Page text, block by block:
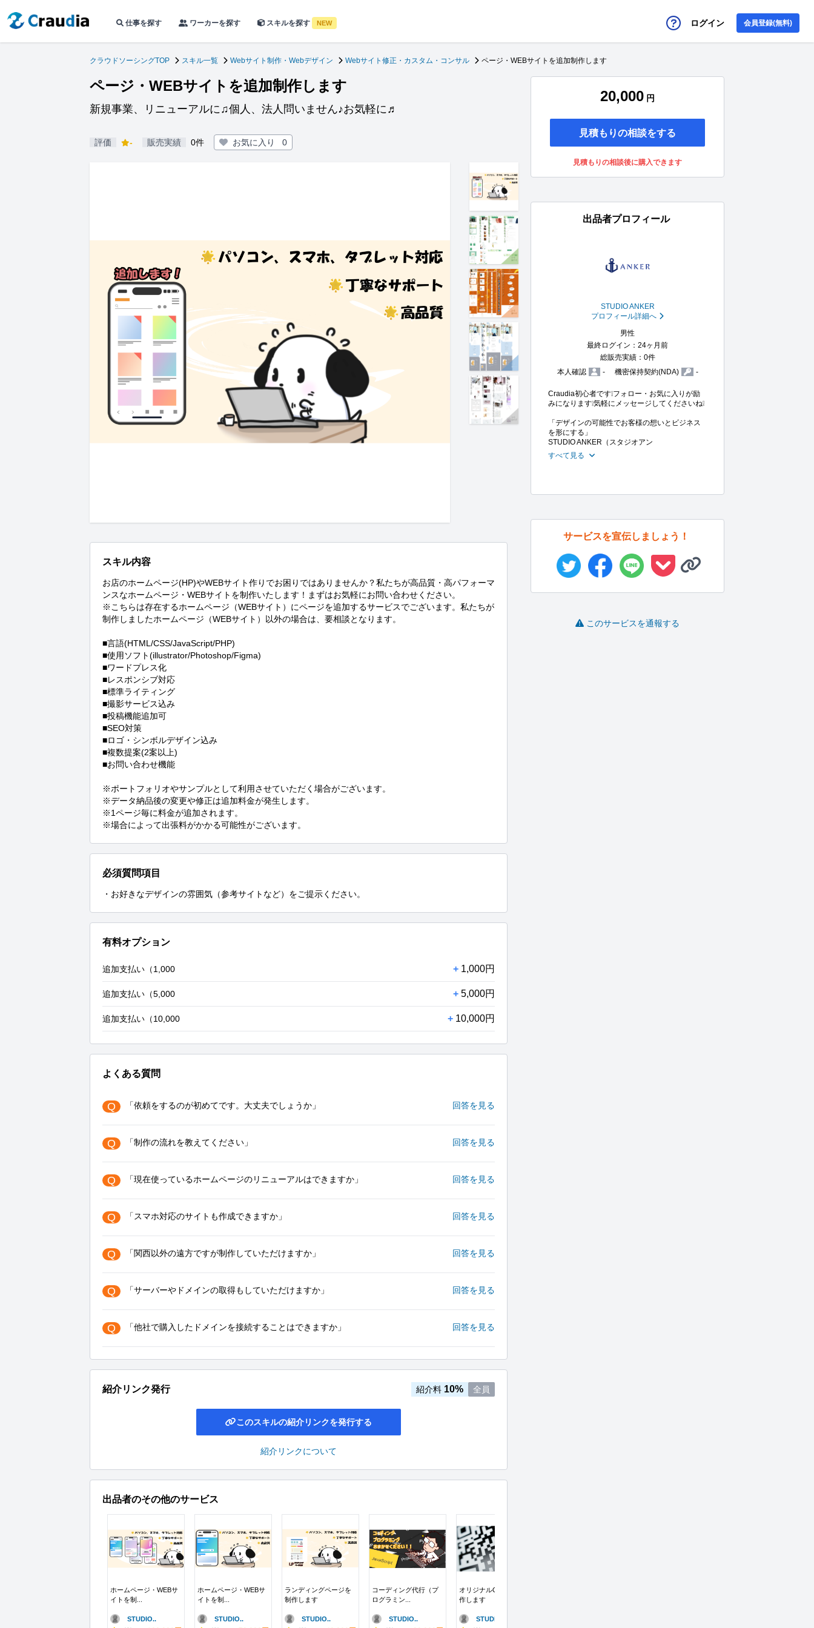
仕事を探す ワーカーを探す スキルを探す NEW ログイン 会員登録(無料)
クラウドソーシングTOP スキル一覧 Webサイト制作・Webデザイン Webサイト修正・カスタム・コンサル ページ・WEBサイトを追加制作します
ページ・WEBサイトを追加制作します
新規事業、リニューアルに♫個人、法人問いません♪お気軽に♬
評価 - 販売実績 0件 お気に入り 0
スキル内容
お店のホームページ(HP)やWEBサイト作りでお困りではありませんか？私たちが高品質・高パフォーマ
ンスなホームページ・WEBサイトを制作いたします！まずはお気軽にお問い合わせください。
※こちらは存在するホームページ（WEBサイト）にページを追加するサービスでございます。私たちが
制作しましたホームページ（WEBサイト）以外の場合は、要相談となります。
■言語(HTML/CSS/JavaScript/PHP)
■使用ソフト(illustrator/Photoshop/Figma)
■ワードプレス化
■レスポンシブ対応
■標準ライティング
■撮影サービス込み
■投稿機能追加可
■SEO対策
■ロゴ・シンボルデザイン込み
■複数提案(2案以上)
■お問い合わせ機能
※ポートフォリオやサンプルとして利用させていただく場合がございます。
※データ納品後の変更や修正は追加料金が発生します。
※1ページ毎に料金が追加されます。
※場合によって出張料がかかる可能性がございます。
必須質問項目
・お好きなデザインの雰囲気（参考サイトなど）をご提示ください。
有料オプション
追加支払い（1,000 + 1,000円
追加支払い（5,000 + 5,000円
追加支払い（10,000 + 10,000円
よくある質問
Q 「依頼をするのが初めてです。大丈夫でしょうか」 回答を見る
Q 「制作の流れを教えてください」 回答を見る
Q 「現在使っているホームページのリニューアルはできますか」 回答を見る
Q 「スマホ対応のサイトも作成できますか」 回答を見る
Q 「関西以外の遠方ですが制作していただけますか」 回答を見る
Q 「サーバーやドメインの取得もしていただけますか」 回答を見る
Q 「他社で購入したドメインを接続することはできますか」 回答を見る
紹介リンク発行 紹介料 10% 全員
このスキルの紹介リンクを発行する
紹介リンクについて
出品者のその他のサービス
ホームページ・WEBサ
イトを制...
STUDIO..
ホームページ・WEBサ
イトを制...
STUDIO..
ランディングページを
制作します
STUDIO..
コーディング代行（プ
ログラミン...
STUDIO..
オリジナルQRコード制
作します
STUDIO..
20,000 円
見積もりの相談をする
見積もりの相談後に購入できます
出品者プロフィール
STUDIO ANKER
プロフィール詳細へ
男性
最終ログイン：24ヶ月前
総販売実績：0件
本人確認
- 機密保持契約(NDA) -
Craudia初心者です❕️フォロー・お気に入りが励
みになります❕️気軽にメッセージしてくださいね❕️
「デザインの可能性でお客様の想いとビジネス
を形にする」
STUDIO ANKER（スタジオアン
すべて見る
サービスを宣伝しましょう！
このサービスを通報する